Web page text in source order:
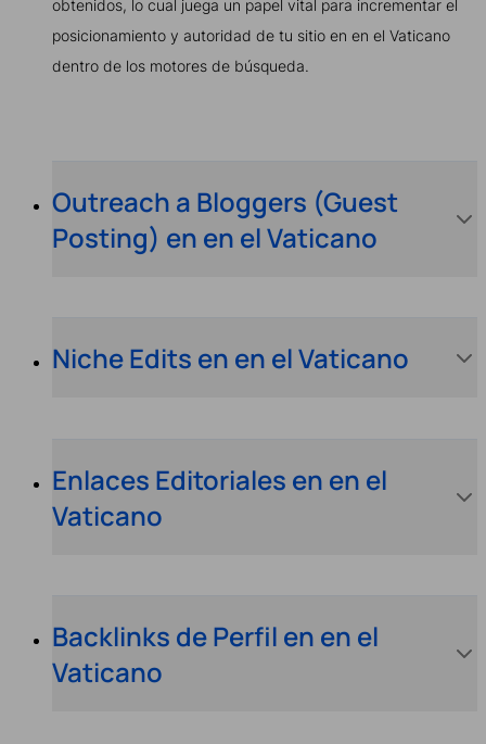
obtenidos, lo cual juega un papel vital para incrementar el
posicionamiento y autoridad de tu sitio en en el Vaticano
dentro de los motores de búsqueda.
Outreach a Bloggers (Guest
Posting) en en el Vaticano
Niche Edits en en el Vaticano
Enlaces Editoriales en en el
Vaticano
Backlinks de Perfil en en el
Vaticano